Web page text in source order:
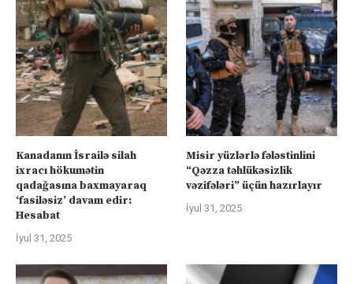
Kanadanın İsrailə silah
ixracı hökumətin
qadağasına baxmayaraq
‘fasiləsiz’ davam edir:
Hesabat
İyul 31, 2025
Misir yüzlərlə fələstinlini
“Qəzza təhlükəsizlik
vəzifələri” üçün hazırlayır
İyul 31, 2025